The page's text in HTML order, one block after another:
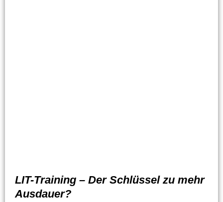
LIT-Training – Der Schlüssel zu mehr
Ausdauer?